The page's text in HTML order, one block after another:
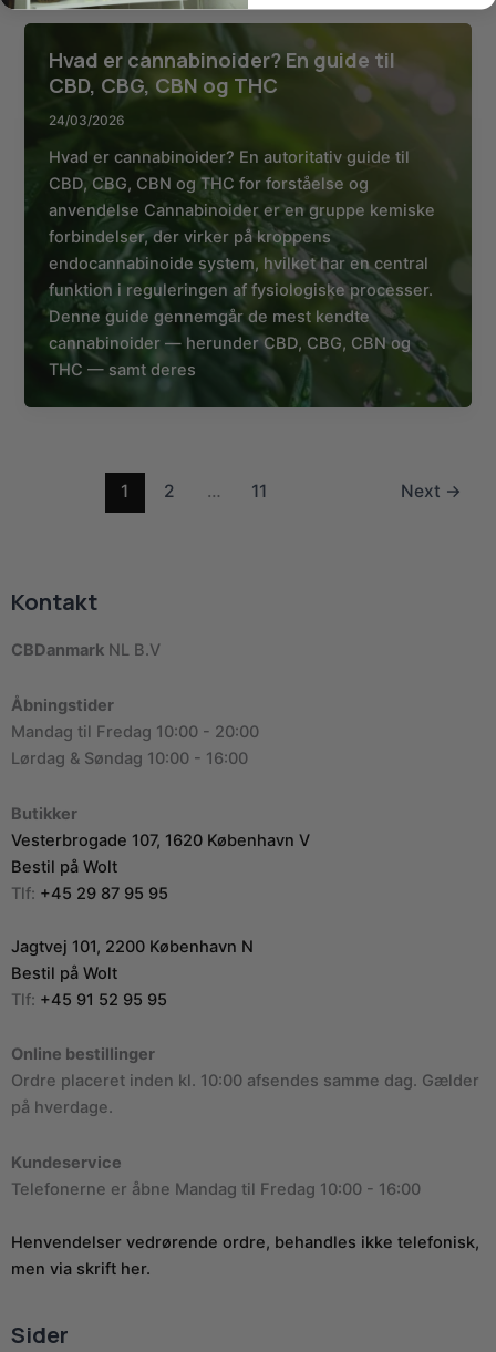
Hvad er cannabinoider? En guide til
CBD, CBG, CBN og THC
24/03/2026
Hvad er cannabinoider? En autoritativ guide til
CBD, CBG, CBN og THC for forståelse og
anvendelse Cannabinoider er en gruppe kemiske
forbindelser, der virker på kroppens
endocannabinoide system, hvilket har en central
funktion i reguleringen af fysiologiske processer.
Denne guide gennemgår de mest kendte
cannabinoider — herunder CBD, CBG, CBN og
THC — samt deres
1 2 … 11 Next →
Kontakt
CBDanmark NL B.V
Åbningstider
Mandag til Fredag 10:00 - 20:00
Lørdag & Søndag 10:00 - 16:00
Butikker
Vesterbrogade 107, 1620 København V
Bestil på Wolt
Tlf: +45 29 87 95 95
Jagtvej 101, 2200 København N
Bestil på Wolt
Tlf: +45 91 52 95 95
Online bestillinger
Ordre placeret inden kl. 10:00 afsendes samme dag. Gælder
på hverdage.
Kundeservice
Telefonerne er åbne Mandag til Fredag 10:00 - 16:00
Henvendelser vedrørende ordre, behandles ikke telefonisk,
men via skrift her.
Sider